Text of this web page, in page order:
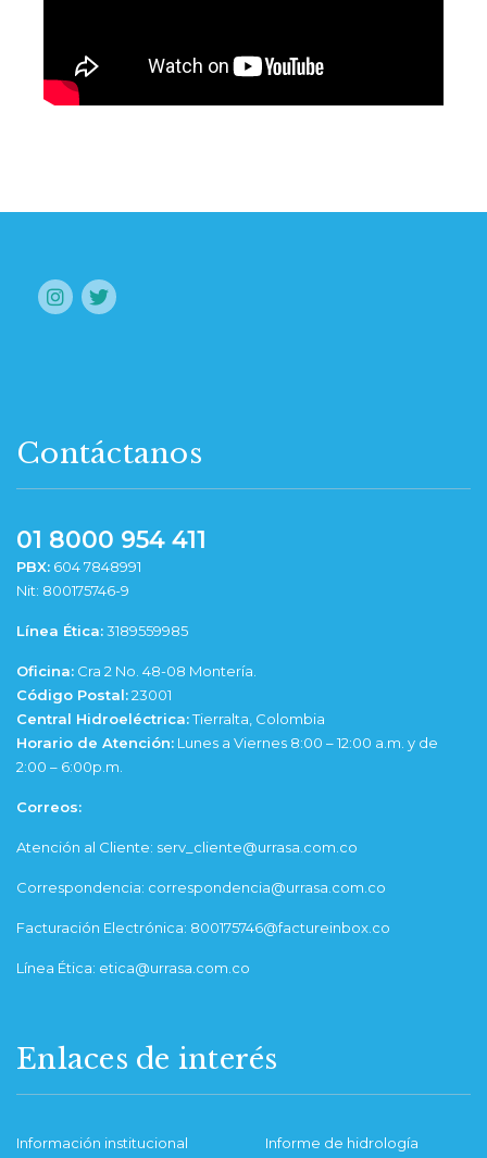
Contáctanos
01 8000 954 411
PBX: 604 7848991
Nit: 800175746-9
Línea Ética:3189559985
Oficina: Cra 2 No. 48-08 Montería.
Código Postal:23001
Central Hidroeléctrica:Tierralta, Colombia
Horario de Atención: Lunes a Viernes 8:00 – 12:00 a.m. y de
2:00 – 6:00p.m.
Correos:
Atención al Cliente: serv_cliente@urrasa.com.co
Correspondencia: correspondencia@urrasa.com.co
Facturación Electrónica: 800175746@factureinbox.co
Línea Ética: etica@urrasa.com.co
Enlaces de interés
Información institucional Informe de hidrología